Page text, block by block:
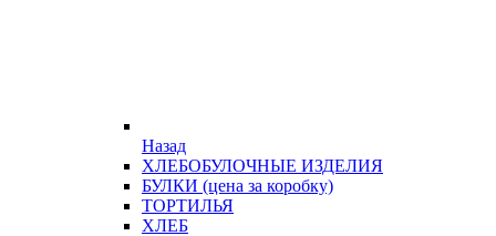
Назад
ХЛЕБОБУЛОЧНЫЕ ИЗДЕЛИЯ
БУЛКИ (цена за коробку)
ТОРТИЛЬЯ
ХЛЕБ